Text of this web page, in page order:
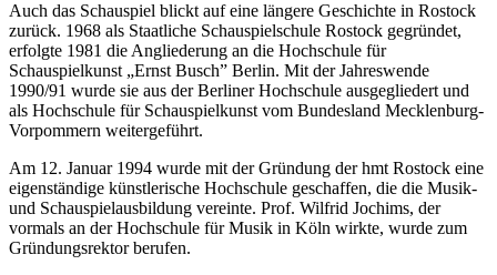
Auch das Schauspiel blickt auf eine längere Geschichte in Rostock
zurück. 1968 als Staatliche Schauspielschule Rostock gegründet,
erfolgte 1981 die Angliederung an die Hochschule für
Schauspielkunst „Ernst Busch” Berlin. Mit der Jahreswende
1990/91 wurde sie aus der Berliner Hochschule ausgegliedert und
als Hochschule für Schauspielkunst vom Bundesland Mecklenburg-
Vorpommern weitergeführt.
Am 12. Januar 1994 wurde mit der Gründung der hmt Rostock eine
eigenständige künstlerische Hochschule geschaffen, die die Musik-
und Schauspielausbildung vereinte. Prof. Wilfrid Jochims, der
vormals an der Hochschule für Musik in Köln wirkte, wurde zum
Gründungsrektor berufen.